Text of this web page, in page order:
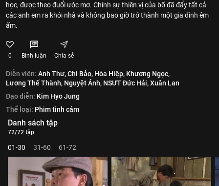
học, được theo đuổi ước mơ. Chính sự thiên vị của bố đã đẩy tất cả
các anh em ra khỏi nhà và không bao giờ trở thành một gia đình êm
ấm.
0 Bình luận Chia sẻ
Diễn viên: Anh Thư,Chi Bảo, Hòa Hiệp, Khương Ngọc,
Lương Thế Thành, Nguyệt Ánh, NSƯT Đức Hải,Xuân Lan
Đạo diễn: Kim Hyo Jung
Thể loại: Phim tình cảm
Danh sách tập
72/72 tập
01-30 31-60 61-72